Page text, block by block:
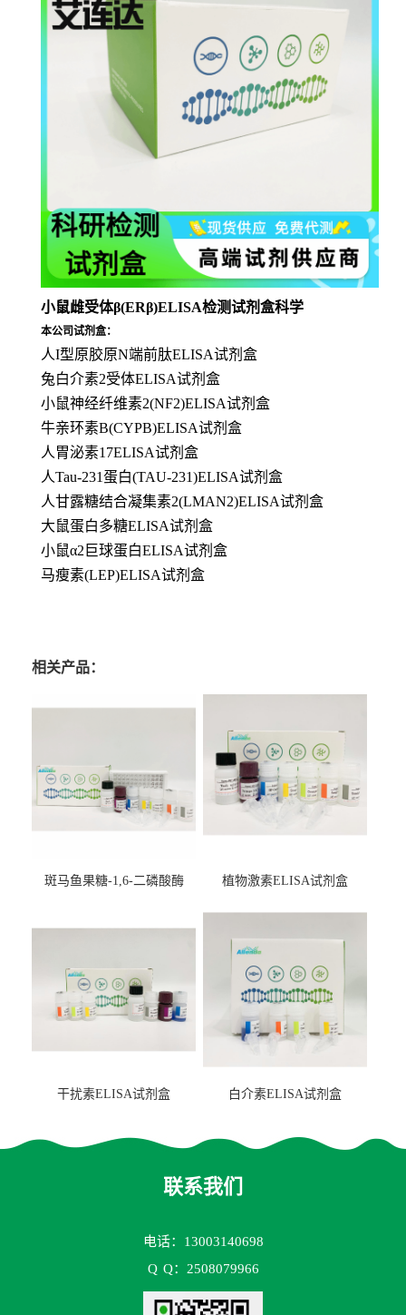
小鼠雌受体β(ERβ)ELISA检测试剂盒科学
本公司试剂盒：
人I型原胶原N端前肽ELISA试剂盒
兔白介素2受体ELISA试剂盒
小鼠神经纤维素2(NF2)ELISA试剂盒
牛亲环素B(CYPB)ELISA试剂盒
人胃泌素17ELISA试剂盒
人Tau-231蛋白(TAU-231)ELISA试剂盒
人甘露糖结合凝集素2(LMAN2)ELISA试剂盒
大鼠蛋白多糖ELISA试剂盒
小鼠α2巨球蛋白ELISA试剂盒
马瘦素(LEP)ELISA试剂盒
相关产品：
斑马鱼果糖-1,6-二磷酸酶
盒
植物激素ELISA试剂盒
干扰素ELISA试剂盒 白介素ELISA试剂盒
联系我们
电话：13003140698
Q Q：2508079966